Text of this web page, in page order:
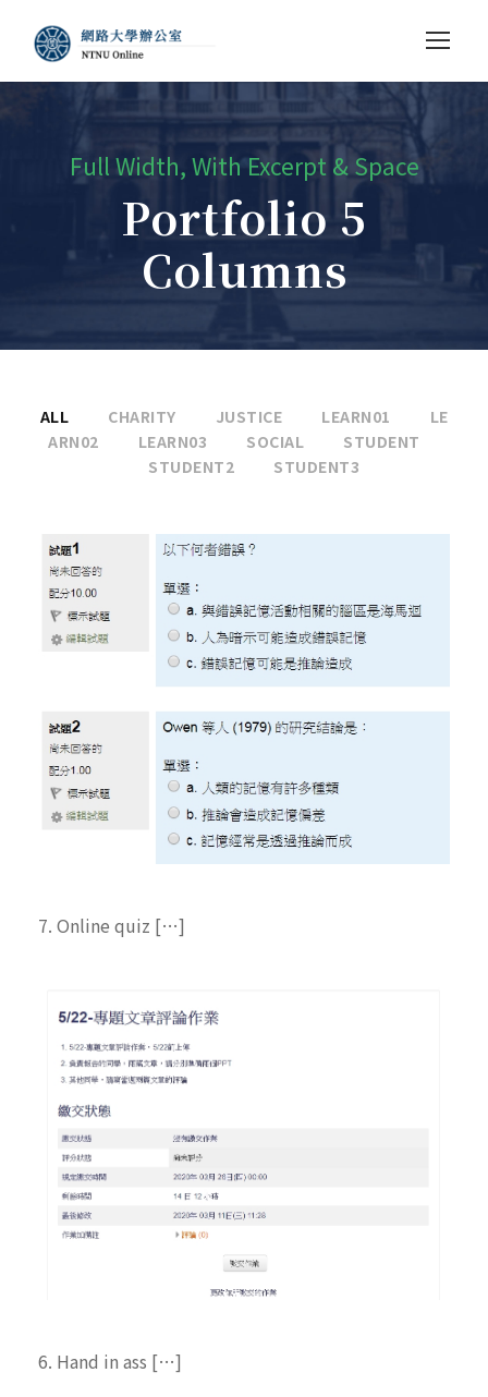
Full Width, With Excerpt & Space
Portfolio 5
Columns
ALL CHARITY JUSTICE LEARN01
LE
ARN02
LEARN03 SOCIAL
STUDENT
STUDENT2
STUDENT3
7. Online quiz […]
6. Hand in ass […]